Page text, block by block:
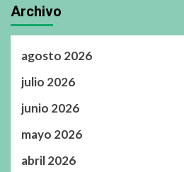
Archivo
agosto 2026
julio 2026
junio 2026
mayo 2026
abril 2026